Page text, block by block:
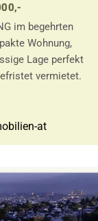
im begehrten
Wohnung,
Lage perfekt
vermietet.
at